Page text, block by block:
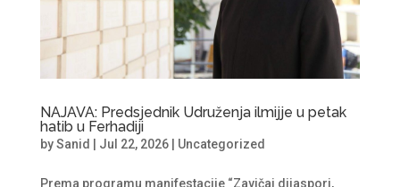
NAJAVA: Predsjednik Udruženja ilmijje u petak
hatib u Ferhadiji
bySanid Jul 22, 2026| Uncategorized
Prema programu manifestacije “Zavičaj dijaspori,